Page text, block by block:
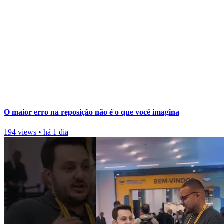
O maior erro na reposição não é o que você imagina
194 views • há 1 dia